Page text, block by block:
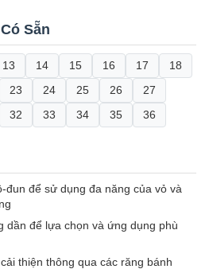
Sẵn
13 14 15 16 17
18
23 24 25 26
27
32 33 34 35 36
đun để sử dụng đa năng của vỏ và
dần để lựa chọn và ứng dụng phù
thiện thông qua các răng bánh